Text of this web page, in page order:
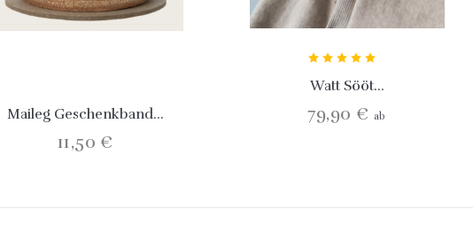
Maileg Geschenkband...
11,50 €
Watt Sööt...
79,90 € ab